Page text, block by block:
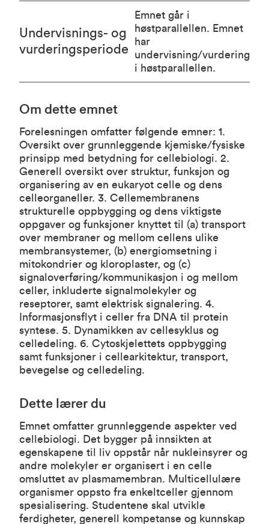
Om dette emnet
Forelesningen omfatter følgende emner: 1.
Oversikt over grunnleggende kjemiske/fysiske
prinsipp med betydning for cellebiologi. 2.
Generell oversikt over struktur, funksjon og
organisering av en eukaryot celle og dens
celleorganeller. 3. Cellemembranens
strukturelle oppbygging og dens viktigste
oppgaver og funksjoner knyttet til (a) transport
over membraner og mellom cellens ulike
membransystemer, (b) energiomsetning i
mitokondrier og kloroplaster, og (c)
signaloverføring/kommunikasjon i og mellom
celler, inkluderte signalmolekyler og
reseptorer, samt elektrisk signalering. 4.
Informasjonsflyt i celler fra DNA til protein
syntese. 5. Dynamikken av cellesyklus og
celledeling. 6. Cytoskjelettets oppbygging
samt funksjoner i cellearkitektur, transport,
bevegelse og celledeling.
Dette lærer du
Emnet omfatter grunnleggende aspekter ved
cellebiologi. Det bygger på innsikten at
egenskapene til liv oppstår når nukleinsyrer og
andre molekyler er organisert i en celle
omsluttet av plasmamembran. Multicellulære
organismer oppsto fra enkeltceller gjennom
spesialisering. Studentene skal utvikle
ferdigheter, generell kompetanse og kunnskap
Undervisnings- og
vurderingsperiode
Emnet går i
høstparallellen. Emnet
har
undervisning/vurdering
i høstparallellen.